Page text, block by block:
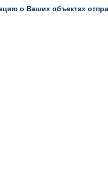
о Ваших объектах